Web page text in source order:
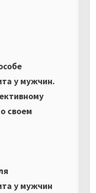
у мужчин.
своем
у мужчин